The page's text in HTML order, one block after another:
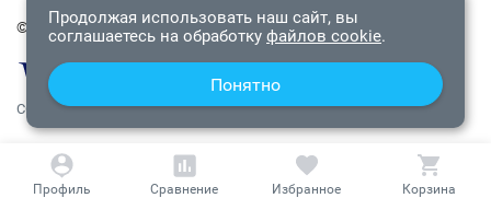
© 2009-2026 «Водолей Онлайн». Все права защищены.
СОГЛАШЕНИЕ О КОНФИДЕНЦИАЛЬНОСТИ
Продолжая использовать наш сайт, вы
соглашаетесь на обработку файлов cookie.
Понятно